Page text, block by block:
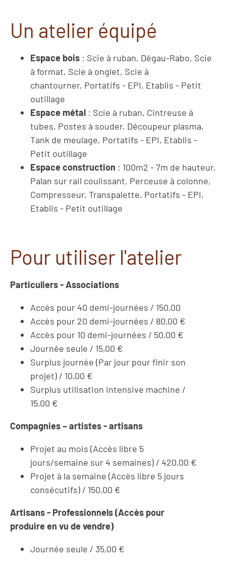
Un atelier équipé
Espace bois : Scie à ruban, Dégau-Rabo, Scie
à format, Scie à onglet, Scie à
chantourner, Portatifs - EPI, Etablis - Petit
outillage
Espace métal : Scie à ruban, Cintreuse à
tubes, Postes à souder, Découpeur plasma,
Tank de meulage, Portatifs - EPI, Etablis -
Petit outillage
Espace construction : 100m2 - 7m de hauteur,
Palan sur rail coulissant, Perceuse à colonne,
Compresseur, Transpalette, Portatifs - EPI,
Etablis - Petit outillage
Pour utiliser l'atelier
Particuliers - Associations
Accès pour 40 demi-journées / 150,00
Accès pour 20 demi-journées / 80,00 €
Accès pour 10 demi-journées / 50,00 €
Journée seule / 15,00 €
Surplus journée (Par jour pour finir son
projet) / 10,00 €
Surplus utilisation intensive machine /
15,00 €
Compagnies – artistes - artisans
Projet au mois (Accès libre 5
jours/semaine sur 4 semaines) / 420,00 €
Projet à la semaine (Accès libre 5 jours
consécutifs) / 150,00 €
Artisans - Professionnels (Accès pour
produire en vu de vendre)
Journée seule / 35,00 €